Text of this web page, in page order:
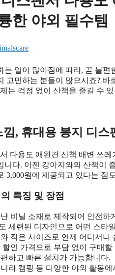
한 야외 필수템
는 일이 많아짐에 따라, 곧 불
고민하는 분들이 많으시죠?
는 걱정 없이 산책을 즐길 수
, 휴대용 봉지 디스
다용도 애완견 산책 배변 쓰
니다. 이젠 강아지와의 산책이
3,000원에 제공되고 있다는 점
특징 및 장점
비닐 소재로 제작되어 안전하
세련된 디자인으로 어떤 스타
작은 사이즈로 언제 어디서나
할인 가격으로 부담 없이 구매할
하고 빠른 설치가 가능합니다.
라 캠핑 등 다양한 야외 활동